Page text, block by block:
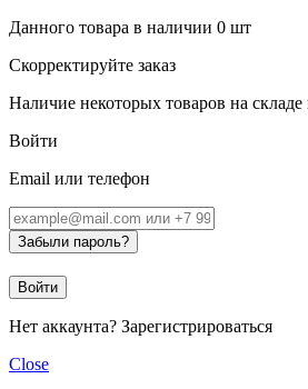
Данного товара в наличии 0 шт
Скорректируйте заказ
Наличие некоторых товаров на
Войти
Email или телефон
Забыли пароль?
Войти
Нет аккаунта? Зарегистрироваться
Close